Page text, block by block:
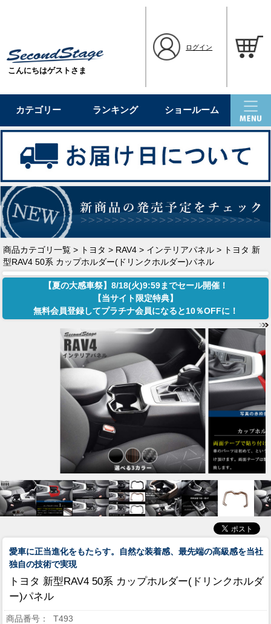
こんにちはゲストさま
ログイン
カテゴリー ランキング ショールーム
商品カテゴリ一覧 > トヨタ > RAV4 > インテリアパネル > トヨタ 新
型RAV4 50系 カップホルダー(ドリンクホルダー)パネル
【夏の大感車祭】8/18(火)9:59までセール開催！
【当サイト限定特典】
無料会員登録してプラチナ会員になると10％OFFに！
愛車に正当進化をもたらす。自然な装着感、最先端の高級感を当社
独自の技術で実現
トヨタ 新型RAV4 50系 カップホルダー(ドリンクホルダ
ー)パネル
T493